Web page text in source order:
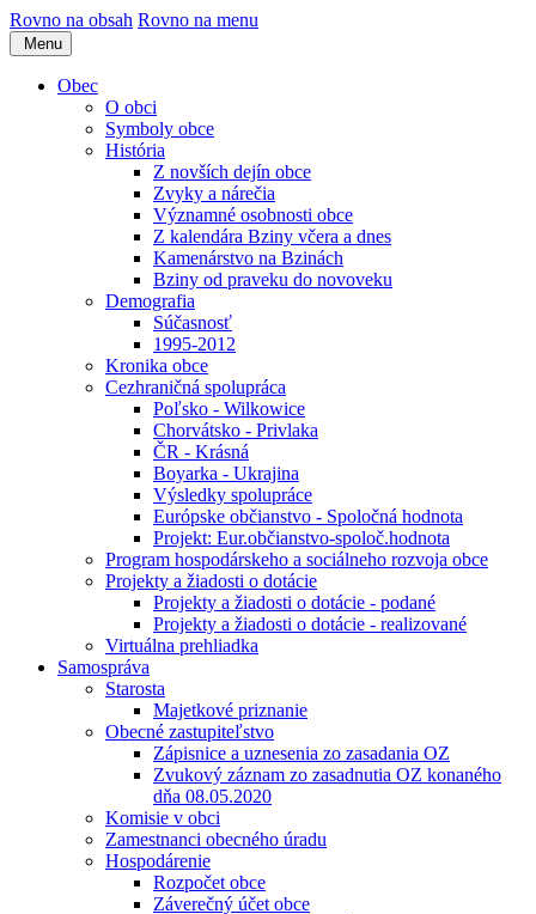
Rovno na obsah Rovno na menu
Menu
Obec
O obci
Symboly obce
História
Z novších dejín obce
Zvyky a nárečia
Významné osobnosti obce
Z kalendára Bziny včera a dnes
Kamenárstvo na Bzinách
Bziny od praveku do novoveku
Demografia
Súčasnosť
1995-2012
Kronika obce
Cezhraničná spolupráca
Poľsko - Wilkowice
Chorvátsko - Privlaka
ČR - Krásná
Boyarka - Ukrajina
Výsledky spolupráce
Európske občianstvo - Spoločná hodnota
Projekt: Eur.občianstvo-spoloč.hodnota
Program hospodárskeho a sociálneho rozvoja obce
Projekty a žiadosti o dotácie
Projekty a žiadosti o dotácie - podané
Projekty a žiadosti o dotácie - realizované
Virtuálna prehliadka
Samospráva
Starosta
Majetkové priznanie
Obecné zastupiteľstvo
Zápisnice a uznesenia zo zasadania OZ
Zvukový záznam zo zasadnutia OZ konaného
dňa 08.05.2020
Komisie v obci
Zamestnanci obecného úradu
Hospodárenie
Rozpočet obce
Záverečný účet obce